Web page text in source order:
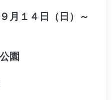
月１４日（日）～
園